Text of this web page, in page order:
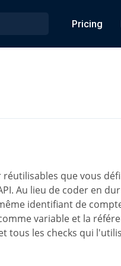
Pricing
que vous
Au lieu de coder en
identifiant de
variable et la
tous les checks qui